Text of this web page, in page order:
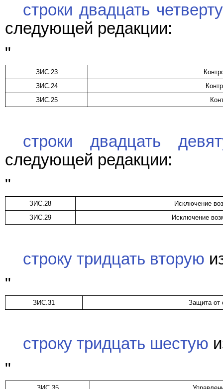
строки двадцать
следующей редакции:
"
ЗИС.23
ЗИС.24
ЗИС.25
строки двадцать
следующей редакции:
"
ЗИС.28
Исключение
ЗИС.29
Исключение
строку тридцать вторую
"
ЗИС.31 Защита от
строку тридцать шестую
"